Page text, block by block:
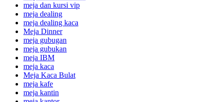
meja dan kursi vip
meja dealing
meja dealing kaca
Meja Dinner
meja gubugan
meja gubukan
meja IBM
meja kaca
Meja Kaca Bulat
meja kafe
meja kantin